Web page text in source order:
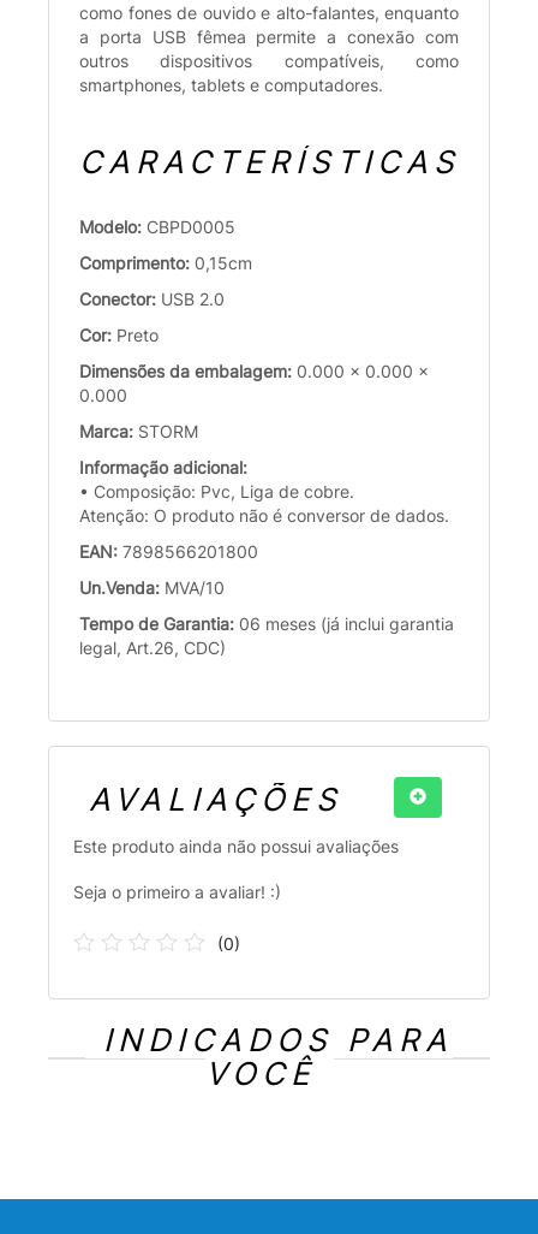
como fones de ouvido e alto-falantes, enquanto
a porta USB fêmea permite a conexão com
outros dispositivos compatíveis, como
smartphones, tablets e computadores.
CARACTERÍSTICAS
Modelo: CBPD0005
Comprimento: 0,15cm
Conector: USB 2.0
Cor: Preto
Dimensões da embalagem: 0.000 x 0.000 x
0.000
Marca: STORM
Informação adicional:
• Composição: Pvc, Liga de cobre.
Atenção: O produto não é conversor de dados.
EAN: 7898566201800
Un.Venda: MVA/10
Tempo de Garantia: 06 meses (já inclui garantia
legal, Art.26, CDC)
AVALIAÇÕES
Este produto ainda não possui avaliações
Seja o primeiro a avaliar! :)
(0)
INDICADOS PARA
VOCÊ